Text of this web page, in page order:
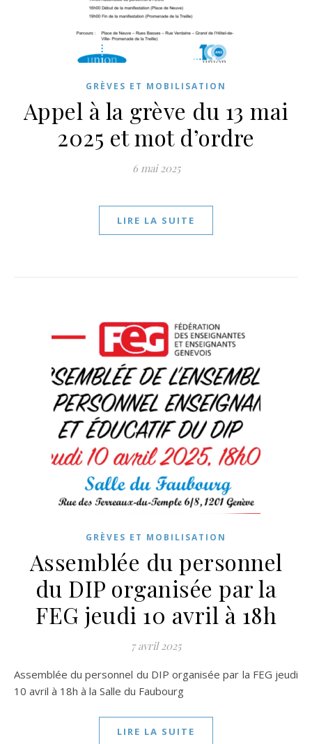
GRÈVES ET MOBILISATION
Appel à la grève du 13 mai
2025 et mot d’ordre
6 mai 2025
LIRE LA SUITE
GRÈVES ET MOBILISATION
Assemblée du personnel
du DIP organisée par la
FEG jeudi 10 avril à 18h
7 avril 2025
Assemblée du personnel du DIP organisée par la FEG jeudi
10 avril à 18h à la Salle du Faubourg
LIRE LA SUITE